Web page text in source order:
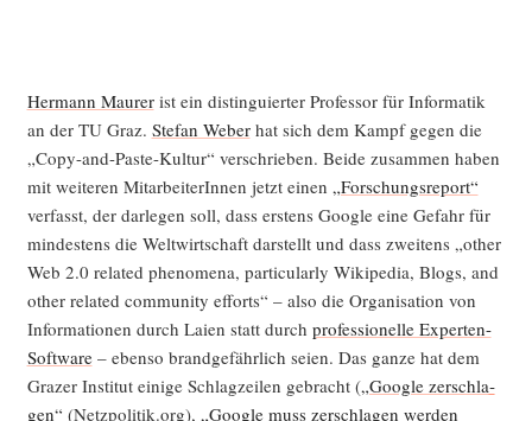
Her­mann Mau­rerist ein distin­gu­ier­ter Pro­fes­sor für Infor­ma­tik
an der TU Graz. Ste­fan Weberhat sich dem Kampf gegen die
„Copy-and-Pas­te-Kul­tur“ ver­schrie­ben. Bei­de zusam­men haben
mit wei­te­ren Mit­ar­bei­te­rIn­nen jetzt einen „For­schungs­re­port“
ver­fasst, der dar­le­gen soll, dass ers­tens Goog­le eine Gefahr für
min­des­tens die Welt­wirt­schaft dar­stellt und dass zwei­tens „other
Web 2.0 rela­ted phe­no­me­na, par­ti­cu­lar­ly Wiki­pe­dia, Blogs, and
other rela­ted com­mu­ni­ty efforts“ – also die Orga­ni­sa­ti­on von
Infor­ma­tio­nen durch Lai­en statt durch pro­fes­sio­nel­le Exper­ten-
Soft­ware– eben­so brand­ge­fähr­lich sei­en. Das gan­ze hat dem
Gra­zer Insti­tut eini­ge Schlag­zei­len gebracht („Goog­le zer­schla­
gen“ (Netzpolitik.org), „Goog­le muss zer­schla­gen wer­den